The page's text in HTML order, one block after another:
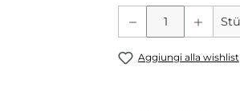
Quantità
Aggiungi alla wishlist